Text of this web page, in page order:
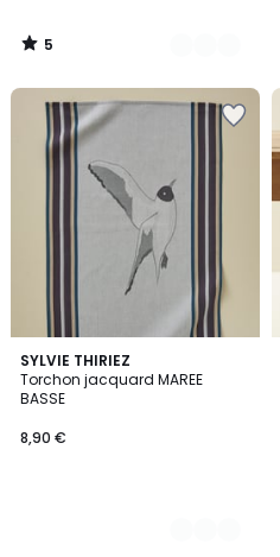
5
/
SYLVIE THIRIEZ
Torchon jacquard MAREE
BASSE
8,90 €
2
Couleurs